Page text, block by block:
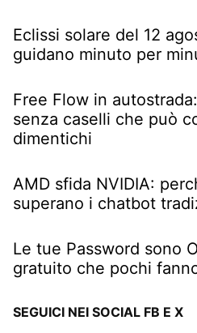
Eclissi solare del 12
guidano minuto per
Free Flow in
senza caselli che può
dimentichi
AMD sfida NVIDIA:
superano i chatbot
Le tue Password sono
gratuito che pochi
SEGUICI NEI SOCIAL FB E X